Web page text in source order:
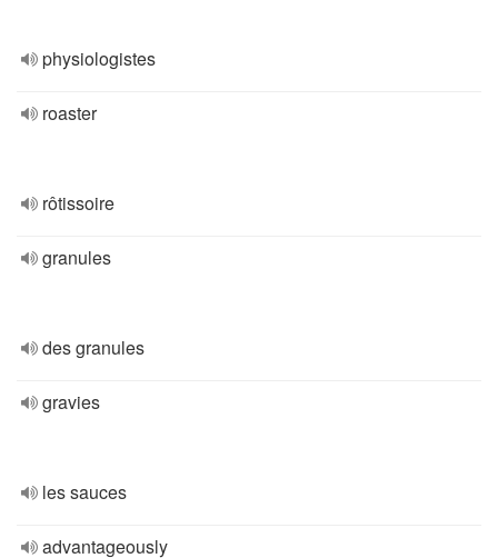
physiologistes
roaster
rôtissoire
granules
des granules
gravies
les sauces
advantageously